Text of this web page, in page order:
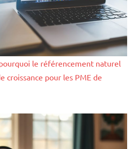
le référencement naturel
croissance pour les PME de